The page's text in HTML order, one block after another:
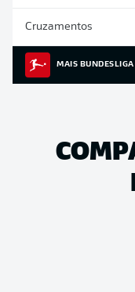
Cruzamentos
MAIS